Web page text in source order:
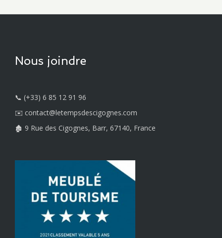
Nous joindre
📞 (+33) 6 85 12 91 96
✉️ contact@letempsdescigognes.com
🏚️ 9 Rue des Cigognes, Barr, 67140, France